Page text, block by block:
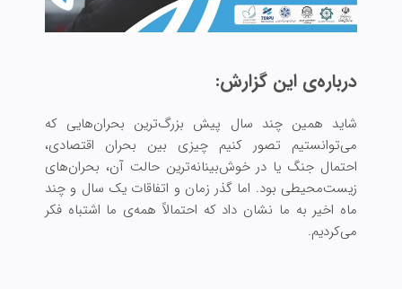
درباره‌ی این گزارش:
شاید همین چند سال پیش بزرگ‌ترین بحران‌هایی که
می‌توانستیم تصور کنیم چیزی بین بحران اقتصادی،
احتمال جنگ یا در خوش‌بینانه‌ترین حالت آن، بحران‌های
زیست‌محیطی بود. اما گذر زمان و اتفاقات یک سال و چند
ماه اخیر به ما نشان داد که احتمالاً همه‌ی ما اشتباه فکر
می‌کردیم.